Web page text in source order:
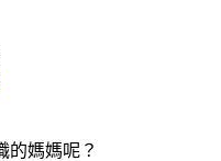
的媽媽呢？